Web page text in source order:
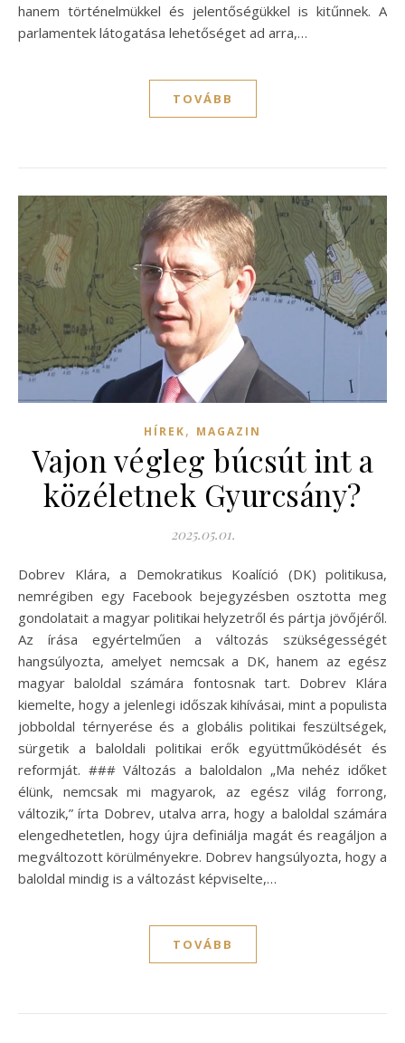
hanem történelmükkel és jelentőségükkel is kitűnnek. A
parlamentek látogatása lehetőséget ad arra,…
TOVÁBB
HÍREK, MAGAZIN
Vajon végleg búcsút int a
közéletnek Gyurcsány?
2025.05.01.
Dobrev Klára, a Demokratikus Koalíció (DK) politikusa,
nemrégiben egy Facebook bejegyzésben osztotta meg
gondolatait a magyar politikai helyzetről és pártja jövőjéről.
Az írása egyértelműen a változás szükségességét
hangsúlyozta, amelyet nemcsak a DK, hanem az egész
magyar baloldal számára fontosnak tart. Dobrev Klára
kiemelte, hogy a jelenlegi időszak kihívásai, mint a populista
jobboldal térnyerése és a globális politikai feszültségek,
sürgetik a baloldali politikai erők együttműködését és
reformját. ### Változás a baloldalon „Ma nehéz időket
élünk, nemcsak mi magyarok, az egész világ forrong,
változik,” írta Dobrev, utalva arra, hogy a baloldal számára
elengedhetetlen, hogy újra definiálja magát és reagáljon a
megváltozott körülményekre. Dobrev hangsúlyozta, hogy a
baloldal mindig is a változást képviselte,…
TOVÁBB